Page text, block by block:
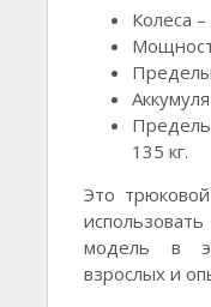
Колеса
Пределы
135 кг.
Это
модель в
взрослых и